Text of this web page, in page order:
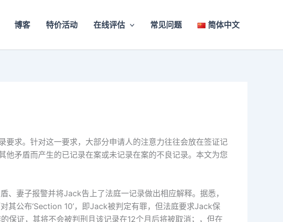
博客 特价活动 在线评估 常见问题 简体中文
求。针对这一要求，大部分申请人的注意力往往会放在签证记
矛盾而产生的已记录在案或未记录在案的不良记录。本文为您
妻子报警并将Jack告上了法庭一记录做出相应解释。据悉，
其公布‘Section 10’，即Jack被判定有罪，但法庭要求Jack保
保证，其将不会被判刑且该记录在12个月后将被取消；，但在